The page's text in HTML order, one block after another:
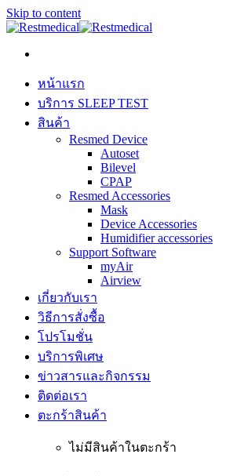
Skip to content
หน้าแรก
บริการ SLEEP TEST
สินค้า
Resmed Device
Autoset
Bilevel
CPAP
Resmed Accessories
Mask
Device Accessories
Humidifier accessories
Support Software
myAir
Airview
เกี่ยวกับเรา
วิธีการสั่งซื้อ
โปรโมชั่น
บริการพิเศษ
ข่าวสารและกิจกรรม
ติดต่อเรา
ตะกร้าสินค้า
ไม่มีสินค้าในตะกร้า